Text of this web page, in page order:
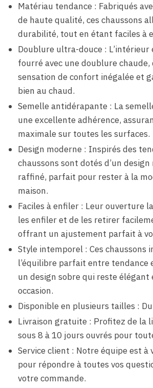
Matériau tendance : Fabriqués
de haute qualité, ces chaussons
durabilité, tout en étant faciles à
Doublure ultra-douce :
fourré avec une doublure
sensation de confort inégalée et
bien au chaud.
Semelle antidérapante : La
une excellente adhérence,
maximale sur toutes les surfaces.
Design moderne : Inspirés des
chaussons sont dotés d’un
raffiné, parfait pour rester à la
maison.
Faciles à enfiler : Leur ouverture
les enfiler et de les retirer
offrant un ajustement parfait à
Style intemporel : Ces chaussons
l’équilibre parfait entre tendance
un design sobre qui reste élégant
occasion.
Disponible en plusieurs tailles :
Livraison gratuite : Profitez de la
sous 8 à 10 jours ouvrés pour
Service client : Notre équipe est à
pour répondre à toutes vos
votre commande.